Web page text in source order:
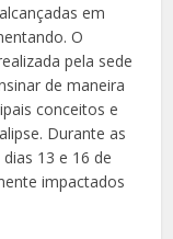
em
O
pela sede
de maneira
conceitos e
Durante as
13 e 16 de
impactados